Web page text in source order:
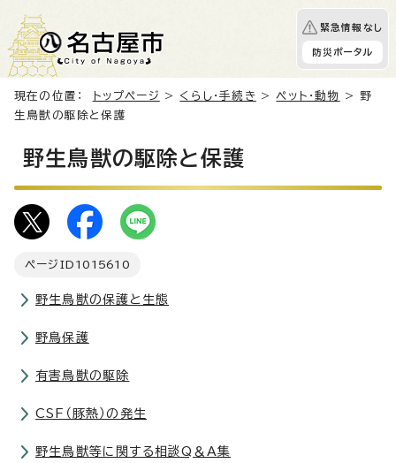
緊急情報なし
防災ポータル
現在の位置： トップページ > くらし・手続き >ペット・動物
> 野
生鳥獣の駆除と保護
野生鳥獣の駆除と保護
ページID 1015610
野生鳥獣の保護と生態
野鳥保護
有害鳥獣の駆除
CSF（豚熱）の発生
野生鳥獣等に関する相談Q＆A集